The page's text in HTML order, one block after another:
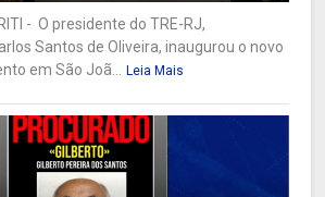
- O presidente do TRE-RJ,
Santos de Oliveira, inaugurou o novo
em São Joã... Leia Mais